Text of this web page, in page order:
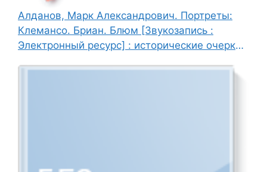
Алданов, Марк Александрович. Портреты:
Клемансо. Бриан. Блюм [Звукозапись :
Электронный ресурс] : исторические очерки /